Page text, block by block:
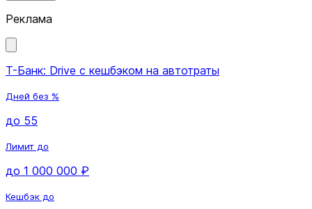
Реклама
Т-Банк: Drive с кешбэком на автотраты
Дней без %
до 55
Лимит до
до 1 000 000 ₽
Кешбэк до